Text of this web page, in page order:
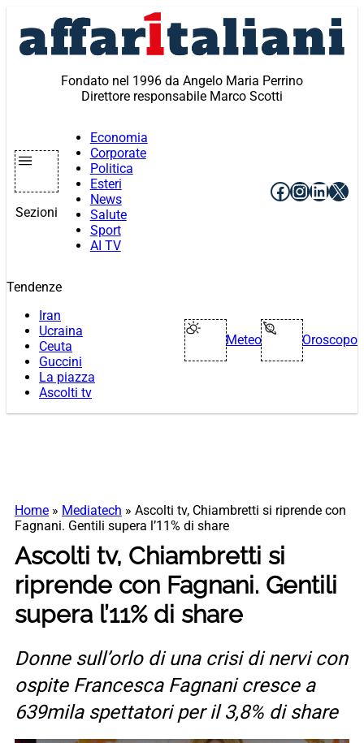
contenuto
Fondato nel 1996 da Angelo Maria Perrino
Direttore responsabile Marco Scotti
Sezioni
Economia
Corporate
Politica
Esteri
News
Salute
Sport
AI TV
Facebook
X
Tendenze
Iran
Ucraina
Ceuta
Guccini
La piazza
Ascolti tv
Meteo Oroscopo
Home » Mediatech » Ascolti tv, Chiambretti si riprende con
Fagnani. Gentili supera l’11% di share
Ascolti tv, Chiambretti si
riprende con Fagnani. Gentili
supera l’11% di share
Donne sull’orlo di una crisi di nervi con
ospite Francesca Fagnani cresce a
639mila spettatori per il 3,8% di share